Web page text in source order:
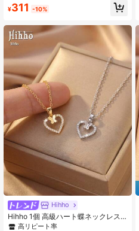
チェーン、Tシャツ、キャミソール、
デイリー、デート、集まりに適して
います。
¥311 -10%
Hihho
Hihho 1個 高級ハート蝶ネックレス
レディース、デザイン重視のジルコ
高リピート率